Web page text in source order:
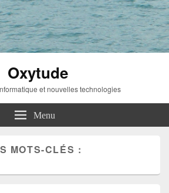
Oxytude
et nouvelles technologies
Menu
MOTS-CLÉS :